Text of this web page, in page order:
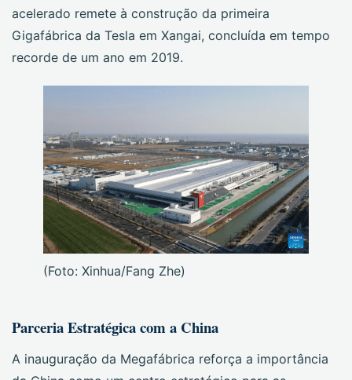
acelerado remete à construção da primeira
Gigafábrica da Tesla em Xangai, concluída em tempo
recorde de um ano em 2019.
(Foto: Xinhua/Fang Zhe)
Parceria Estratégica com a China
A inauguração da Megafábrica reforça a importância